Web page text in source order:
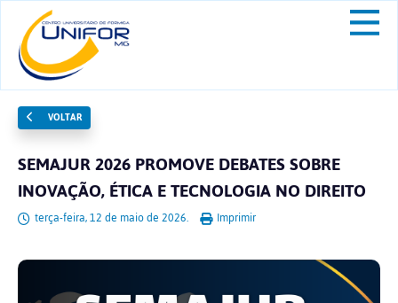
VOLTAR
SEMAJUR 2026 PROMOVE DEBATES SOBRE
INOVAÇÃO, ÉTICA E TECNOLOGIA NO DIREITO
terça-feira, 12 de maio de 2026. Imprimir